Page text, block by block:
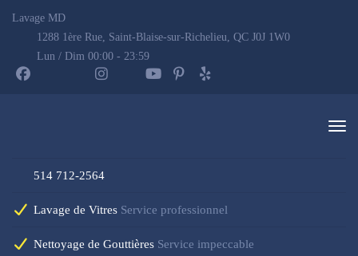
Lavage MD
1288 1ère Rue, Saint-Blaise-sur-Richelieu, QC J0J 1W0
Lun / Dim 00:00 - 23:59
514 712-2564
Lavage de Vitres Service professionnel
Nettoyage de Gouttières Service impeccable